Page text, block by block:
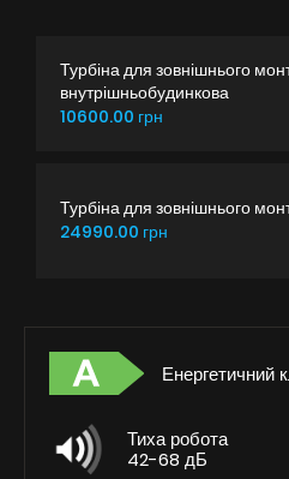
Турбіна для зовнішнього
внутрішньобудинкова
10600.00 грн
Турбіна для зовнішнього
24990.00 грн
Енергетичний
Тиха робота
42-68 дБ